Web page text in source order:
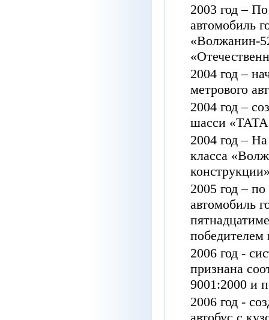
2003 год – По
автомобиль
«Волжанин-
2004 год –
метрового
2004 год –
шасси
2004 год – На
класса
2005 год – по
автомобиль
победителем
2006 год -
признана
9001:2000 и
2006 год -